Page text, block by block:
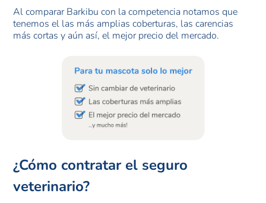
Al comparar Barkibu con la competencia notamos que
tenemos el las más amplias coberturas, las carencias
más cortas y aún así, el mejor precio del mercado.
¿Cómo contratar el seguro
veterinario?